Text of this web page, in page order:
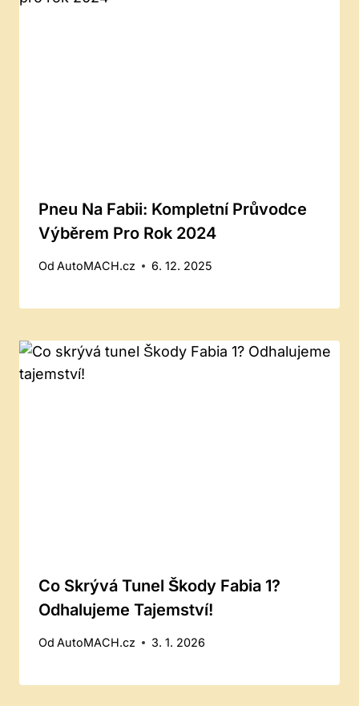
Pneu Na Fabii: Kompletní Průvodce
Výběrem Pro Rok 2024
Od AutoMACH.cz 6. 12. 2025
Co Skrývá Tunel Škody Fabia 1?
Odhalujeme Tajemství!
Od AutoMACH.cz 3. 1. 2026